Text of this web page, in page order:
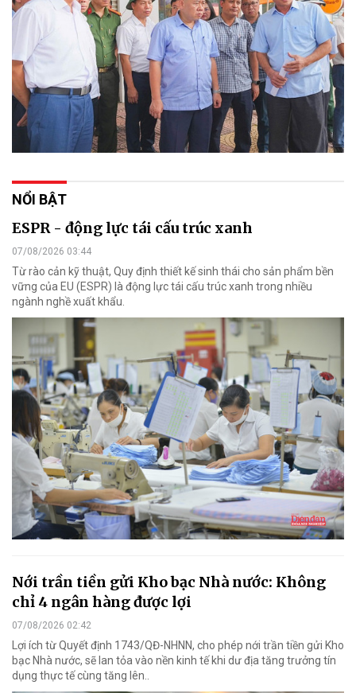
NỔI BẬT
ESPR - động lực tái cấu trúc xanh
07/08/2026 03:44
Từ rào cản kỹ thuật, Quy định thiết kế sinh thái cho sản phẩm bền
vững của EU (ESPR) là động lực tái cấu trúc xanh trong nhiều
ngành nghề xuất khẩu.
Nới trần tiền gửi Kho bạc Nhà nước: Không
chỉ 4 ngân hàng được lợi
07/08/2026 02:42
Lợi ích từ Quyết định 1743/QĐ-NHNN, cho phép nới trần tiền gửi Kho
bạc Nhà nước, sẽ lan tỏa vào nền kinh tế khi dư địa tăng trưởng tín
dụng thực tế cùng tăng lên..